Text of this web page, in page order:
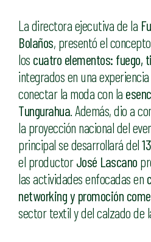
La directora ejecutiva de la
Bolaños, presentó el
los cuatro elementos: fuego,
integrados en una
conectar la moda con la
Tungurahua. Además, dio a
la proyección nacional del
principal se desarrollará del
el productorJosé Lascano
las actividades enfocadas en
networking y promoción
sector textil y del calzado de